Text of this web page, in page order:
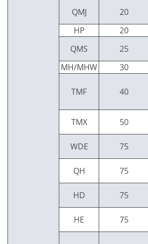
QMJ
20
HP
20
QMS
25
MH/MHW
30
TMF 40
TMX 50
WDE 75
QH 75
HD 75
HE 75